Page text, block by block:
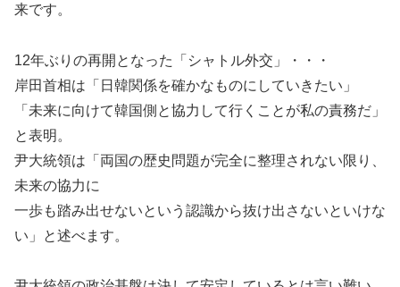
来です。
12年ぶりの再開となった「シャトル外交」・・・
岸田首相は「日韓関係を確かなものにしていきたい」
「未来に向けて韓国側と協力して行くことが私の責務だ」
と表明。
尹大統領は「両国の歴史問題が完全に整理されない限り、
未来の協力に
一歩も踏み出せないという認識から抜け出さないといけな
い」と述べます。